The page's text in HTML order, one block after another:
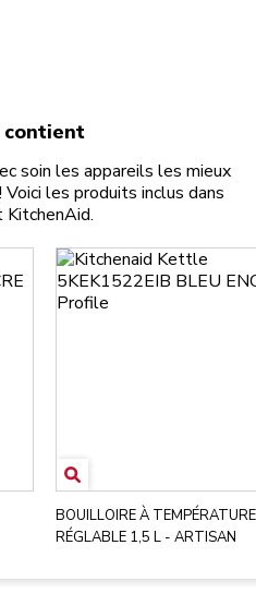
contient
soin les appareils les mieux
Voici les produits inclus dans
BOUILLOIRE À TEMPÉRATURE
RÉGLABLE 1,5 L - ARTISAN